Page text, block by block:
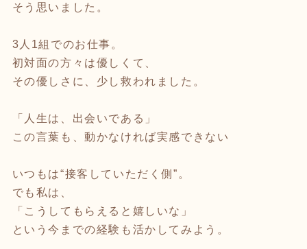
そう思いました。
3人1組でのお仕事。
初対面の方々は優しくて、
その優しさに、少し救われました。
「人生は、出会いである」
この言葉も、動かなければ実感できない
いつもは“接客していただく側”。
でも私は、
「こうしてもらえると嬉しいな」
という今までの経験も活かしてみよう。